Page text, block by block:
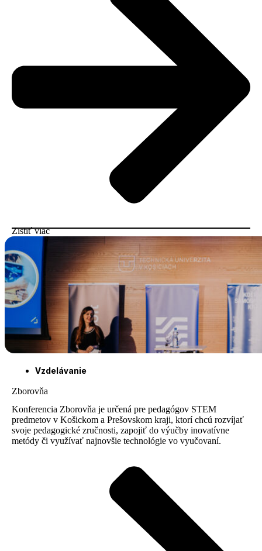
Zistiť viac
Vzdelávanie
Zborovňa
Konferencia Zborovňa je určená pre pedagógov STEM
predmetov v Košickom a Prešovskom kraji, ktorí chcú rozvíjať
svoje pedagogické zručnosti, zapojiť do výučby inovatívne
metódy či využívať najnovšie technológie vo vyučovaní.